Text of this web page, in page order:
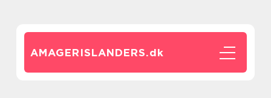
AMAGERISLANDERS.dk